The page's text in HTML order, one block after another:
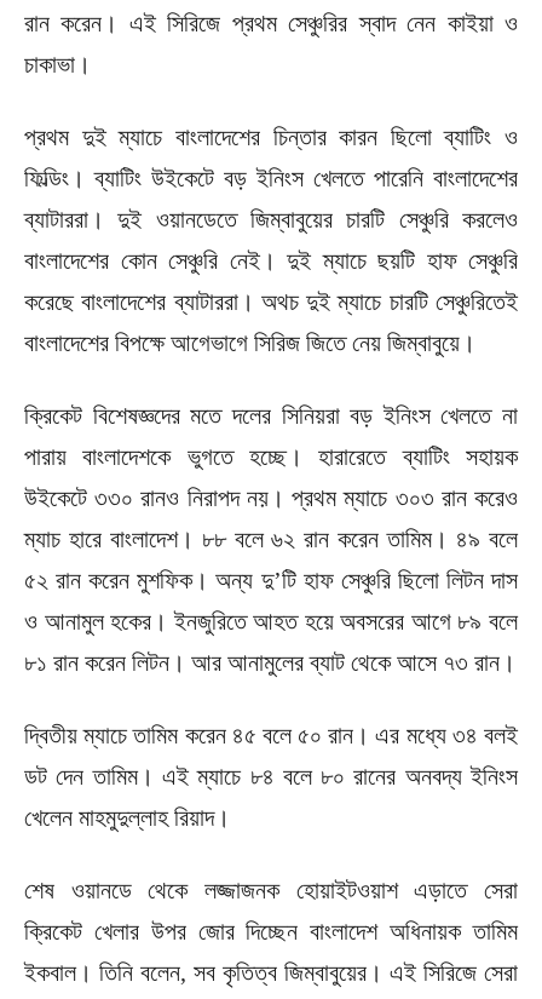
রান করেন। এই সিরিজে প্রথম সেঞ্চুরির স্বাদ নেন কাইয়া ও
চাকাভা।
প্রথম দুই ম্যাচে বাংলাদেশের চিন্তার কারন ছিলো ব্যাটিং ও
ফিল্ডিং। ব্যাটিং উইকেটে বড় ইনিংস খেলতে পারেনি বাংলাদেশের
ব্যাটাররা। দুই ওয়ানডেতে জিম্বাবুয়ের চারটি সেঞ্চুরি করলেও
বাংলাদেশের কোন সেঞ্চুরি নেই। দুই ম্যাচে ছয়টি হাফ সেঞ্চুরি
করেছে বাংলাদেশের ব্যাটাররা। অথচ দুই ম্যাচে চারটি সেঞ্চুরিতেই
বাংলাদেশের বিপক্ষে আগেভাগে সিরিজ জিতে নেয় জিম্বাবুয়ে।
ক্রিকেট বিশেষজ্ঞদের মতে দলের সিনিয়রা বড় ইনিংস খেলতে না
পারায় বাংলাদেশকে ভুগতে হচ্ছে। হারারেতে ব্যাটিং সহায়ক
উইকেটে ৩৩০ রানও নিরাপদ নয়। প্রথম ম্যাচে ৩০৩ রান করেও
ম্যাচ হারে বাংলাদেশ। ৮৮ বলে ৬২ রান করেন তামিম। ৪৯ বলে
৫২ রান করেন মুশফিক। অন্য দু’টি হাফ সেঞ্চুরি ছিলো লিটন দাস
ও আনামুল হকের। ইনজুরিতে আহত হয়ে অবসরের আগে ৮৯ বলে
৮১ রান করেন লিটন। আর আনামুলের ব্যাট থেকে আসে ৭৩ রান।
দ্বিতীয় ম্যাচে তামিম করেন ৪৫ বলে ৫০ রান। এর মধ্যে ৩৪ বলই
ডট দেন তামিম। এই ম্যাচে ৮৪ বলে ৮০ রানের অনবদ্য ইনিংস
খেলেন মাহমুদুল্লাহ রিয়াদ।
শেষ ওয়ানডে থেকে লজ্জাজনক হোয়াইটওয়াশ এড়াতে সেরা
ক্রিকেট খেলার উপর জোর দিচ্ছেন বাংলাদেশ অধিনায়ক তামিম
ইকবাল। তিনি বলেন, সব কৃতিত্ব জিম্বাবুয়ের। এই সিরিজে সেরা